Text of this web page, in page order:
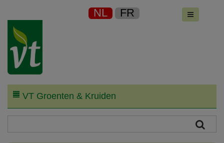
NL FR
VT Groenten & Kruiden